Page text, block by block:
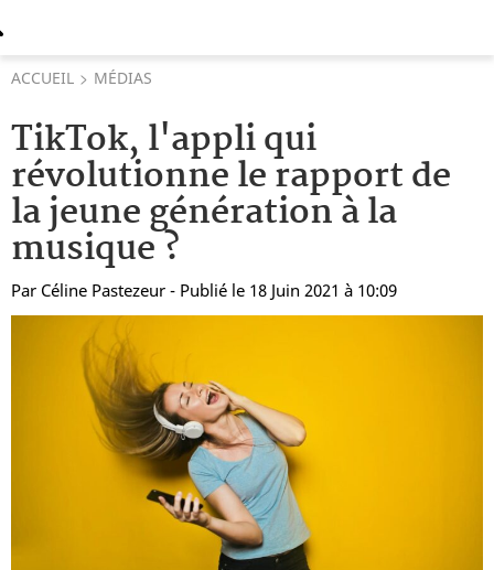
ACCUEIL MÉDIAS
TikTok, l'appli qui
révolutionne le rapport de
la jeune génération à la
musique ?
Par Céline Pastezeur - Publié le 18 Juin 2021 à 10:09